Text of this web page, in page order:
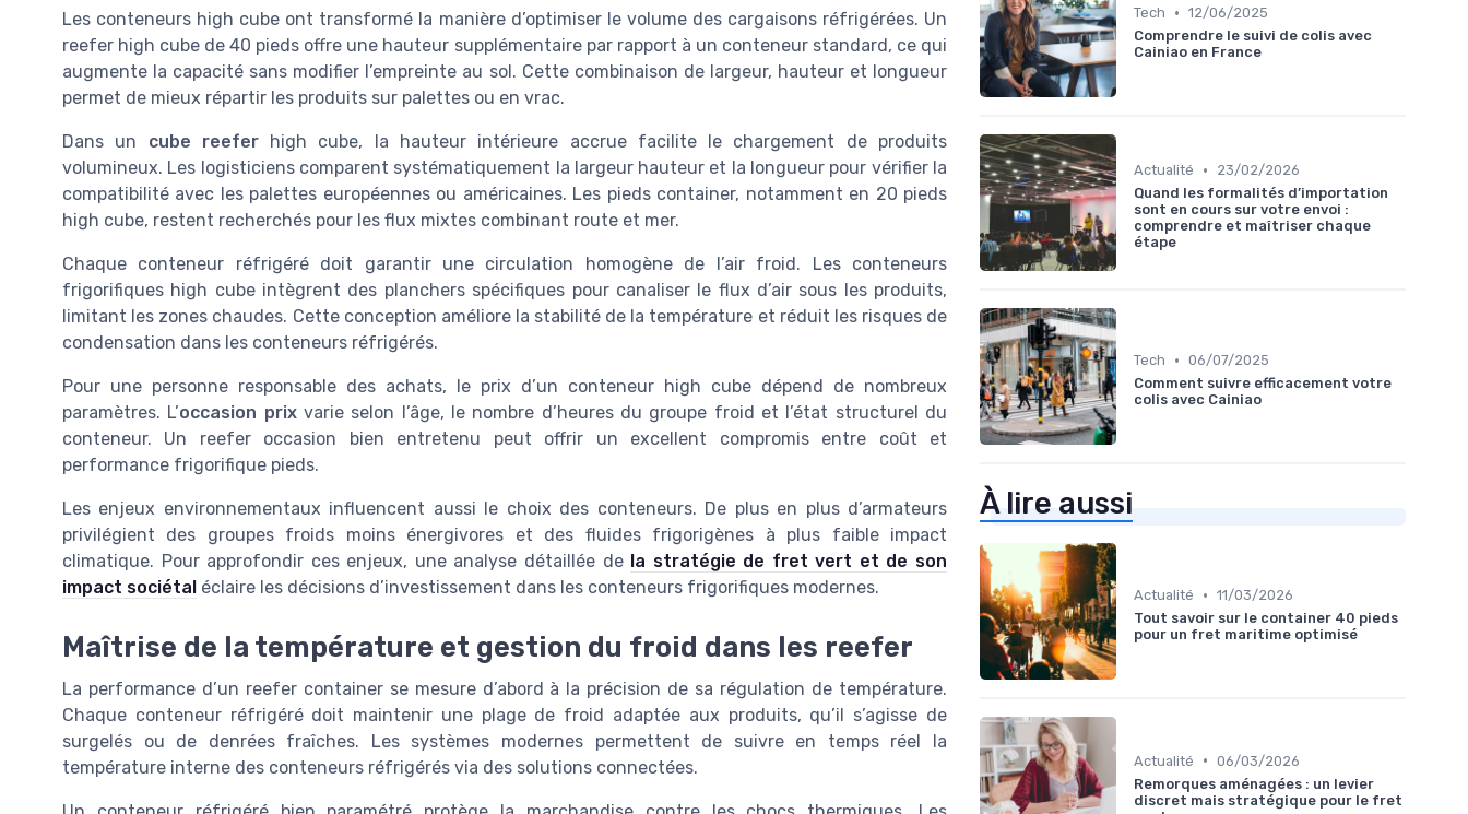
Les conteneurs high cube ont transformé la manière d’optimiser le volume des cargaisons réfrigérées. Un
reefer high cube de 40 pieds offre une hauteur supplémentaire par rapport à un conteneur standard, ce qui
augmente la capacité sans modifier l’empreinte au sol. Cette combinaison de largeur, hauteur et longueur
permet de mieux répartir les produits sur palettes ou en vrac.
Dans un cube reeferhigh cube, la hauteur intérieure accrue facilite le chargement de produits
volumineux. Les logisticiens comparent systématiquement la largeur hauteur et la longueur pour vérifier la
compatibilité avec les palettes européennes ou américaines. Les pieds container, notamment en 20 pieds
high cube, restent recherchés pour les flux mixtes combinant route et mer.
Chaque conteneur réfrigéré doit garantir une circulation homogène de l’air froid. Les conteneurs
frigorifiques high cube intègrent des planchers spécifiques pour canaliser le flux d’air sous les produits,
limitant les zones chaudes. Cette conception améliore la stabilité de la température et réduit les risques de
condensation dans les conteneurs réfrigérés.
Pour une personne responsable des achats, le prix d’un conteneur high cube dépend de nombreux
paramètres. L’occasion prixvarie selon l’âge, le nombre d’heures du groupe froid et l’état structurel du
conteneur. Un reefer occasion bien entretenu peut offrir un excellent compromis entre coût et
performance frigorifique pieds.
Les enjeux environnementaux influencent aussi le choix des conteneurs. De plus en plus d’armateurs
privilégient des groupes froids moins énergivores et des fluides frigorigènes à plus faible impact
climatique. Pour approfondir ces enjeux, une analyse détaillée de la stratégie de fret vert et de son
impact sociétal éclaire les décisions d’investissement dans les conteneurs frigorifiques modernes.
Maîtrise de la température et gestion du froid dans les reefer
La performance d’un reefer container se mesure d’abord à la précision de sa régulation de température.
Chaque conteneur réfrigéré doit maintenir une plage de froid adaptée aux produits, qu’il s’agisse de
surgelés ou de denrées fraîches. Les systèmes modernes permettent de suivre en temps réel la
température interne des conteneurs réfrigérés via des solutions connectées.
Tech • 12/06/2025
Comprendre le suivi de colis avec
Cainiao en France
Actualité •
23/02/2026
Quand les formalités d’importation
sont en cours sur votre envoi :
comprendre et maîtriser chaque
étape
Tech • 06/07/2025
Comment suivre efficacement votre
colis avec Cainiao
À lire aussi
Actualité • 11/03/2026
Tout savoir sur le container 40 pieds
pour un fret maritime optimisé
Actualité • 06/03/2026
Remorques aménagées : un levier
discret mais stratégique pour le fret